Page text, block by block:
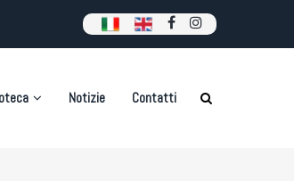
Notizie Contatti